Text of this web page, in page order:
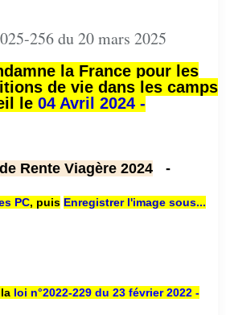
256 du 20 mars 2025
la France pour les
de vie dans les camps
le 04 Avril 2024 -
Rente Viagère 2024 -
PC, puis Enregistrer l'image sous...
loi n°2022-229 du 23 février 2022 -